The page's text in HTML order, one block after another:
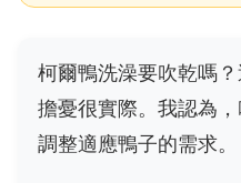
柯爾鴨洗澡要吹乾嗎
擔憂很實際。我認為
調整適應鴨子的需求。